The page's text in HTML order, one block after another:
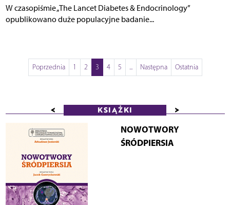
W czasopiśmie „The Lancet Diabetes & Endocrinology”
opublikowano duże populacyjne badanie...
Poprzednia 1 2 3 4 5 ... Następna Ostatnia
< KSIĄŻKI >
NOWOTWORY
ŚRÓDPIERSIA